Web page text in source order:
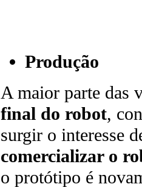
Produção
A maior parte das
final do robot,
surgir o interesse
comercializar o
o protótipo é